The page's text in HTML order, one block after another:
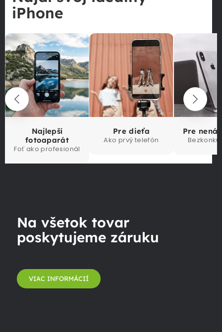
iPhone
Najlepší
fotoaparát
Foť ako profesionál
Pre dieťa
Ako prvý telefón
Pre
Na všetok tovar
poskytujeme záruku
VIAC INFORMÁCIÍ